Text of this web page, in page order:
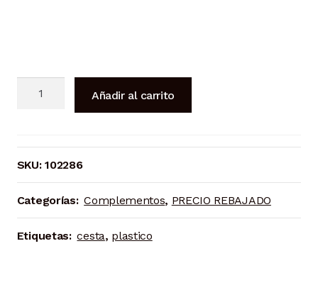
cantidad
Añadir al carrito
SKU:102286
Categorías: Complementos, PRECIO REBAJADO
Etiquetas: cesta, plastico